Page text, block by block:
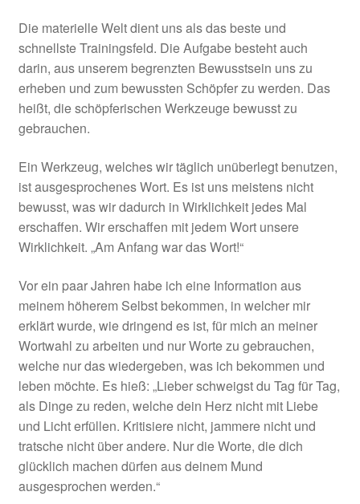
Die materielle Welt dient uns als das beste und
schnellste Trainingsfeld. Die Aufgabe besteht auch
darin, aus unserem begrenzten Bewusstsein uns zu
erheben und zum bewussten Schöpfer zu werden. Das
heißt, die schöpferischen Werkzeuge bewusst zu
gebrauchen.
Ein Werkzeug, welches wir täglich unüberlegt benutzen,
ist ausgesprochenes Wort. Es ist uns meistens nicht
bewusst, was wir dadurch in Wirklichkeit jedes Mal
erschaffen. Wir erschaffen mit jedem Wort unsere
Wirklichkeit. „Am Anfang war das Wort!“
Vor ein paar Jahren habe ich eine Information aus
meinem höherem Selbst bekommen, in welcher mir
erklärt wurde, wie dringend es ist, für mich an meiner
Wortwahl zu arbeiten und nur Worte zu gebrauchen,
welche nur das wiedergeben, was ich bekommen und
leben möchte. Es hieß: „Lieber schweigst du Tag für Tag,
als Dinge zu reden, welche dein Herz nicht mit Liebe
und Licht erfüllen. Kritisiere nicht, jammere nicht und
tratsche nicht über andere. Nur die Worte, die dich
glücklich machen dürfen aus deinem Mund
ausgesprochen werden.“